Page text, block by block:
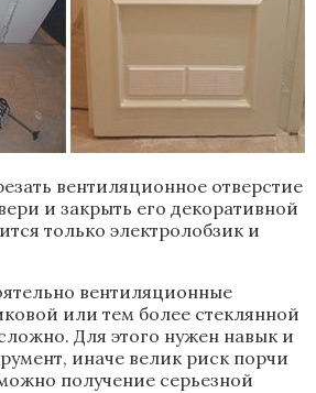
вентиляционное отверстие
и закрыть его декоративной
только электролобзик и
вентиляционные
или тем более стеклянной
Для этого нужен навык и
иначе велик риск порчи
получение серьезной